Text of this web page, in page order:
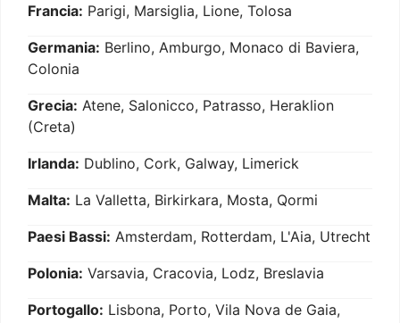
Francia: Parigi, Marsiglia, Lione, Tolosa
Germania: Berlino, Amburgo, Monaco di Baviera,
Colonia
Grecia: Atene, Salonicco, Patrasso, Heraklion
(Creta)
Irlanda: Dublino, Cork, Galway, Limerick
Malta: La Valletta, Birkirkara, Mosta, Qormi
Paesi Bassi: Amsterdam, Rotterdam, L'Aia, Utrecht
Polonia: Varsavia, Cracovia, Lodz, Breslavia
Portogallo: Lisbona, Porto, Vila Nova de Gaia,